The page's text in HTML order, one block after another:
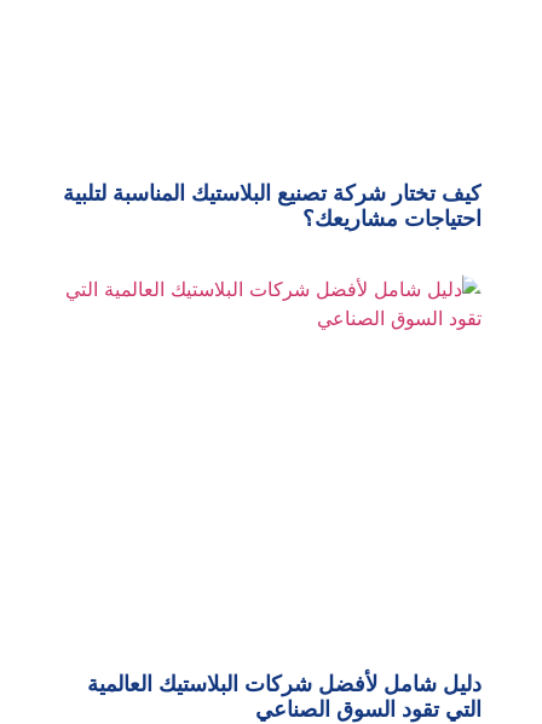
كيف تختار شركة تصنيع البلاستيك المناسبة لتلبية
احتياجات مشاريعك؟
دليل شامل لأفضل شركات البلاستيك العالمية
التي تقود السوق الصناعي